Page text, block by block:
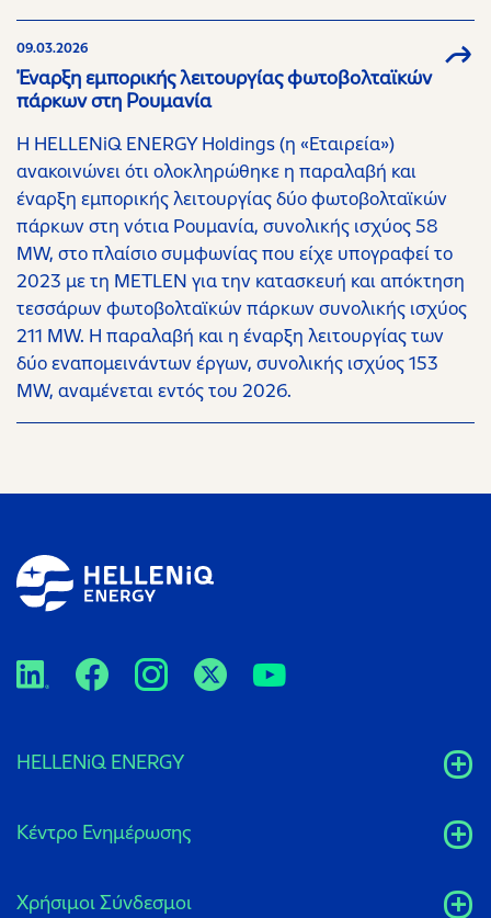
09.03.2026
Έναρξη εμπορικής λειτουργίας φωτοβολταϊκών
πάρκων στη Ρουμανία
Η HELLENiQ ENERGY Holdings (η «Εταιρεία»)
ανακοινώνει ότι ολοκληρώθηκε η παραλαβή και
έναρξη εμπορικής λειτουργίας δύο φωτοβολταϊκών
πάρκων στη νότια Ρουμανία, συνολικής ισχύος 58
MW, στο πλαίσιο συμφωνίας που είχε υπογραφεί το
2023 με τη METLEN για την κατασκευή και απόκτηση
τεσσάρων φωτοβολταϊκών πάρκων συνολικής ισχύος
211 MW. Η παραλαβή και η έναρξη λειτουργίας των
δύο εναπομεινάντων έργων, συνολικής ισχύος 153
MW, αναμένεται εντός του 2026.
HELLENiQ ENERGY
Κέντρο Ενημέρωσης
Xρήσιμοι Σύνδεσμοι